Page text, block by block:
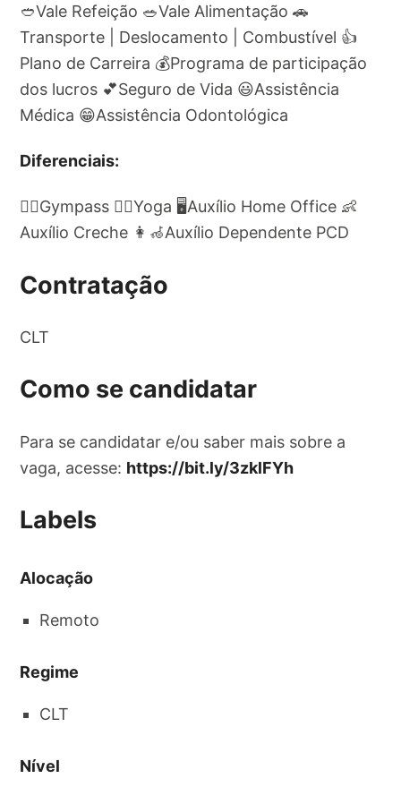
🥙Vale Refeição 🥗Vale Alimentação 🚗
Transporte | Deslocamento | Combustível 👍
Plano de Carreira 💰Programa de participação
dos lucros 💕Seguro de Vida 😃Assistência
Médica 😁Assistência Odontológica
Diferenciais:
🏃‍♀️Gympass 🤸‍♀️Yoga 🖥Auxílio Home Office 👶
Auxílio Creche 👩‍🦽Auxílio Dependente PCD
Contratação
CLT
Como se candidatar
Para se candidatar e/ou saber mais sobre a
vaga, acesse: https://bit.ly/3zklFYh
Labels
Alocação
Remoto
Regime
CLT
Nível